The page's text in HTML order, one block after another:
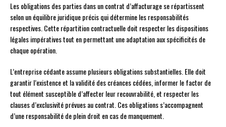
Les obligations des parties dans un contrat d’affacturage se répartissent
selon un équilibre juridique précis qui détermine les responsabilités
respectives. Cette répartition contractuelle doit respecter les dispositions
légales impératives tout en permettant une adaptation aux spécificités de
chaque opération.
L’entreprise cédante assume plusieurs obligations substantielles. Elle doit
garantir l’existence et la validité des créances cédées, informer le factor de
tout élément susceptible d’affecter leur recouvrabilité, et respecter les
clauses d’exclusivité prévues au contrat. Ces obligations s’accompagnent
d’une responsabilité de plein droit en cas de manquement.